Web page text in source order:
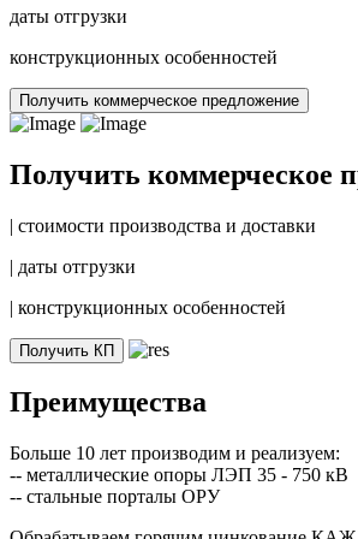
даты отгрузки
конструкционных особенностей
Получить коммерческое предложение
Получить коммерческое
| стоимости производства и доставки
| даты отгрузки
| конструкционных особенностей
Получить КП
Преимущества
Больше 10 лет производим и реализуем:
-- металлические опоры ЛЭП 35 - 750 кВ
-- стальные порталы ОРУ